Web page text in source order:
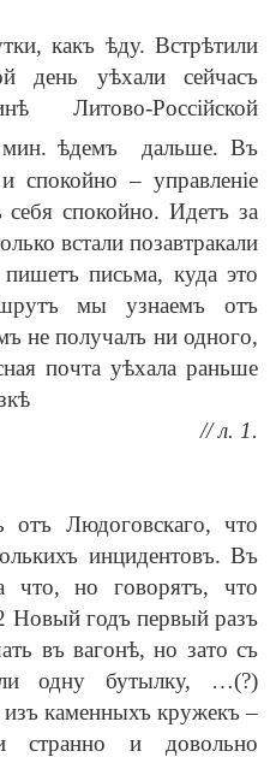
какъ ѣду. Встрѣтили
день уѣхали сейчасъ
Россійской
мин. ѣдемъ дальше. Въ
– управленіе
спокойно. Идетъ за
встали позавтракали
письма, куда это
мы узнаемъ отъ
не получалъ ни одного,
почта уѣхала раньше
// л. 1.
отъ Людоговскаго, что
инцидентовъ. Въ
что, но говорятъ, что
Новый годъ первый разъ
въ вагонѣ, но зато съ
одну бутылку, …(?)
каменныхъ кружекъ –
странно и довольно